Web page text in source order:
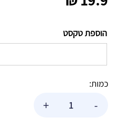
הוספת טקסט
כמות:
-
+